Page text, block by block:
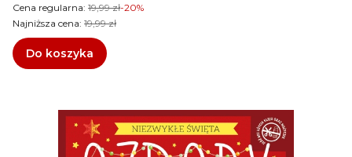
Cena regularna: 19,99 zł-20%
Najniższa cena: 19,99 zł
Do koszyka